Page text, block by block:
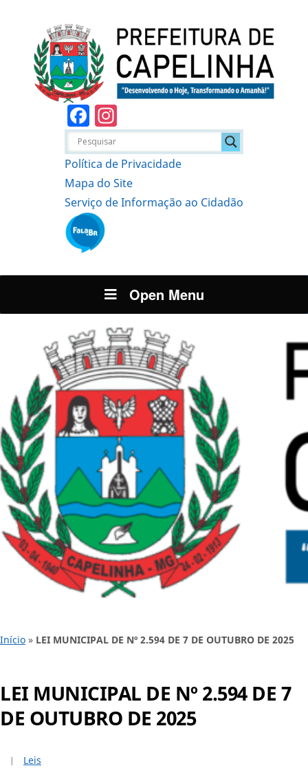
Facebook
Política de Privacidade
Mapa do Site
Serviço de Informação ao Cidadão
Open Menu
Início » LEI MUNICIPAL DE Nº 2.594 DE 7 DE OUTUBRO DE 2025
LEI MUNICIPAL DE Nº 2.594 DE 7
DE OUTUBRO DE 2025
Leis